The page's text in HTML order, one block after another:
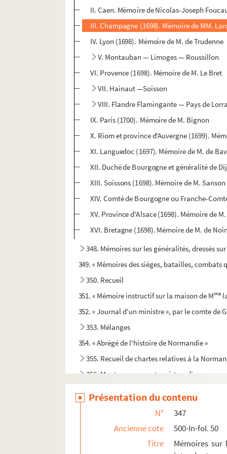
II. Caen. Mémoire de Nicolas-Joseph
III. Champagne (1698). Mémoire de MM.
IV. Lyon (1698). Mémoire de M. de Trudenne
V. Montauban — Limoges — Roussillon
VI. Provence (1698). Mémoire de M. Le Bret
VII. Hainaut —Soisson
VIII. Flandre Flamingante — Pays de
IX. Paris (1700). Mémoire de M. Bignon
X. Riom et province d'Auvergne (1699).
XI. Languedoc (1697). Mémoire de M. de
XII. Duché de Bourgogne et généralité de
XIII. Soissons (1698). Mémoire de M. Sanson
XIV. Comté de Bourgogne ou Franche-
XV. Province d'Alsace (1698). Mémoire de
XVI. Bretagne (1698). Mémoire de M. de
348. Mémoires sur les généralités, dressés
349. « Mémoires des sièges, batailles,
350. Recueil
351. « Mémoire instructif sur la maison de Mme
352. « Journal d'un ministre », par le comte de
353. Mélanges
354. « Abrégé de l'histoire de Normandie »
355. Recueil de chartes relatives à la
356. Montres, revues et registres divers
Présentation du contenu
N°
347
Ancienne cote
500-In-foI. 50
Titre
Mémoires sur